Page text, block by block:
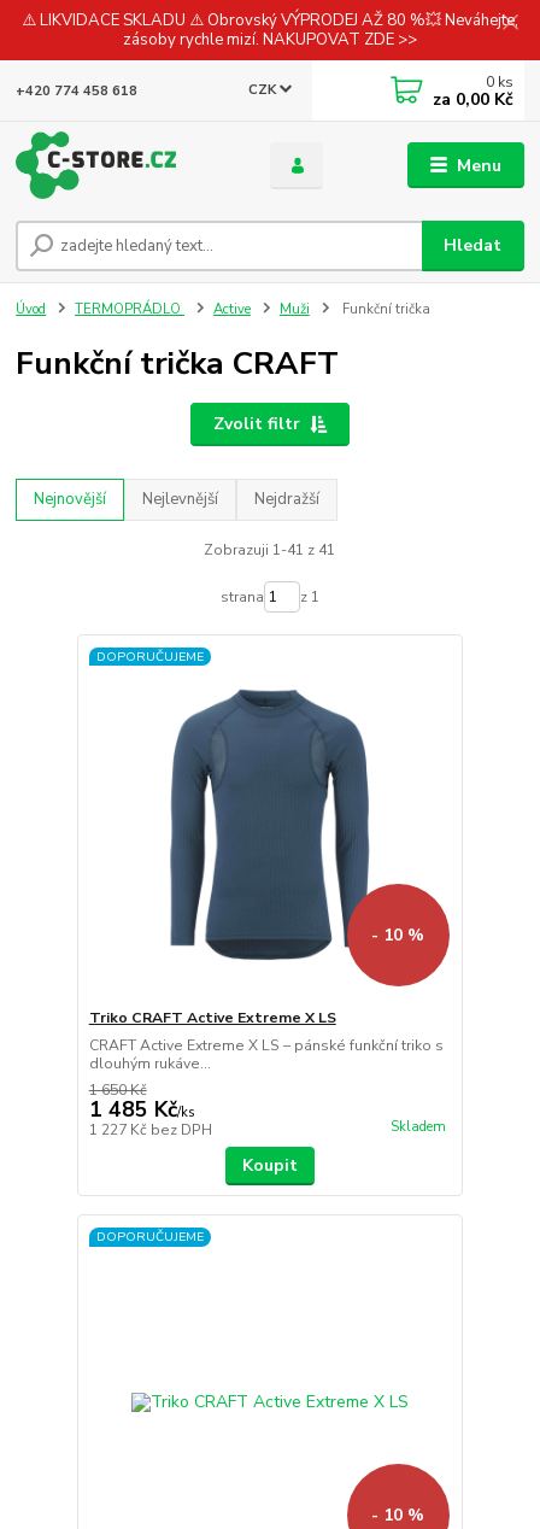
⚠️ LIKVIDACE SKLADU ⚠️ Obrovský VÝPRODEJ AŽ 80 %💥 Neváhejte,
zásoby rychle mizí. NAKUPOVAT ZDE >>
Menu
CZK
Hledat
+420 774 458 618 0 ks
za 0,00 Kč
Úvod TERMOPRÁDLO Active Muži Funkční trička
Funkční trička CRAFT
Zvolit filtr
Nejnovější Nejlevnější Nejdražší
Zobrazuji 1-41 z 41
strana z 1
DOPORUČUJEME
- 10 %
Triko CRAFT Active Extreme X LS
CRAFT Active Extreme X LS – pánské funkční triko s
dlouhým rukáve...
1 650 Kč
1 485 Kč/ks
1 227 Kč bez DPH Skladem
Koupit
DOPORUČUJEME
- 10 %